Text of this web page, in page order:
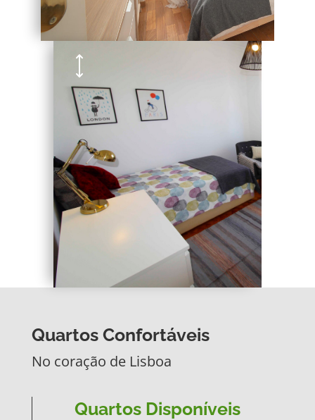
) Quartos da Graça
6 Quartos
Quartos Confortáveis
No coração de Lisboa
Quartos Disponíveis